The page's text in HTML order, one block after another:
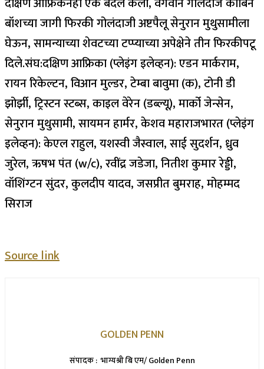
बॉशच्या जागी फिरकी गोलंदाजी अष्टपैलू सेनुरान मुथुसामीला
घेऊन, सामन्याच्या शेवटच्या टप्प्याच्या अपेक्षेने तीन फिरकीपटू
दिले.संघ:दक्षिण आफ्रिका (प्लेइंग इलेव्हन):एडन मार्कराम,
रायन रिकेल्टन, विआन मुल्डर, टेम्बा बावुमा (क), टोनी डी
झोर्झी, ट्रिस्टन स्टब्स, काइल वेरेन (डब्ल्यू), मार्को जेन्सेन,
सेनुरान मुथुसामी, सायमन हार्मर, केशव महाराजभारत (प्लेइंग
इलेव्हन):केएल राहुल, यशस्वी जैस्वाल, साई सुदर्शन, ध्रुव
जुरेल, ऋषभ पंत (w/c), रवींद्र जडेजा, नितीश कुमार रेड्डी,
वॉशिंग्टन सुंदर, कुलदीप यादव, जसप्रीत बुमराह, मोहम्मद
सिराज
Source link
GOLDEN PENN
संपादक : भाग्यश्री बि एम/ Golden Penn